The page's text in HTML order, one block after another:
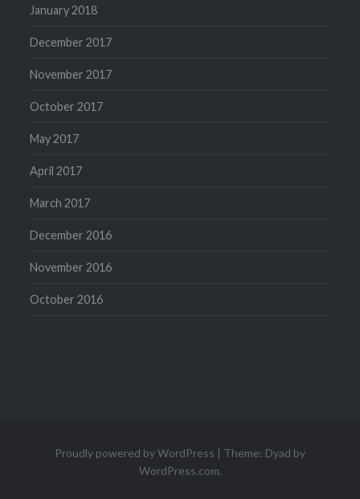
January 2018
December 2017
November 2017
October 2017
May 2017
April 2017
March 2017
December 2016
November 2016
October 2016
Proudly powered by WordPress | Theme: Dyad by
WordPress.com.